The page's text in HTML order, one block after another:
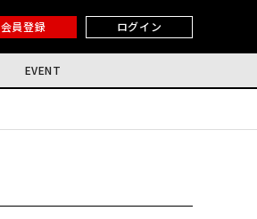
会員登録 ログイン
EVENT